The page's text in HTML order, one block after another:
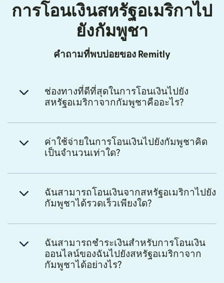
การโอนเงินสหรัฐอเมริกาไป
ยังกัมพูชา
คำถามที่พบบ่อยของ Remitly
ช่องทางที่ดีที่สุดในการโอนเงินไปยัง
สหรัฐอเมริกาจากกัมพูชาคืออะไร?
ค่าใช้จ่ายในการโอนเงินไปยังกัมพูชาคิด
เป็นจำนวนเท่าใด?
ฉันสามารถโอนเงินจากสหรัฐอเมริกาไปยัง
กัมพูชาได้รวดเร็วเพียงใด?
ฉันสามารถชำระเงินสำหรับการโอนเงิน
ออนไลน์ของฉันไปยังสหรัฐอเมริกาจาก
กัมพูชาได้อย่างไร?